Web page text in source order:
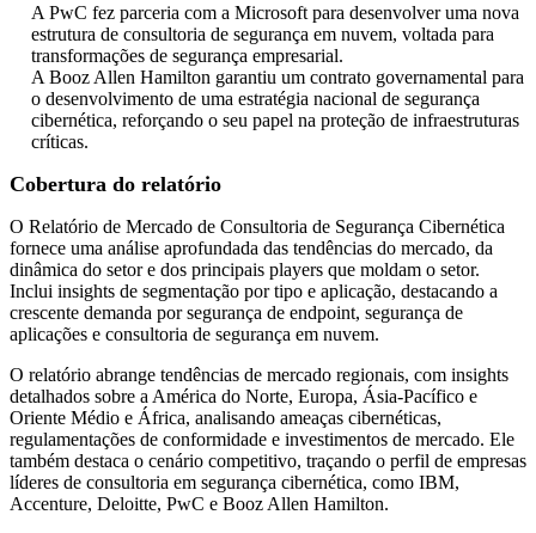
A PwC fez parceria com a Microsoft para desenvolver uma nova
estrutura de consultoria de segurança em nuvem, voltada para
transformações de segurança empresarial.
A Booz Allen Hamilton garantiu um contrato governamental para
o desenvolvimento de uma estratégia nacional de segurança
cibernética, reforçando o seu papel na proteção de infraestruturas
críticas.
Cobertura do relatório
O Relatório de Mercado de Consultoria de Segurança Cibernética
fornece uma análise aprofundada das tendências do mercado, da
dinâmica do setor e dos principais players que moldam o setor.
Inclui insights de segmentação por tipo e aplicação, destacando a
crescente demanda por segurança de endpoint, segurança de
aplicações e consultoria de segurança em nuvem.
O relatório abrange tendências de mercado regionais, com insights
detalhados sobre a América do Norte, Europa, Ásia-Pacífico e
Oriente Médio e África, analisando ameaças cibernéticas,
regulamentações de conformidade e investimentos de mercado. Ele
também destaca o cenário competitivo, traçando o perfil de empresas
líderes de consultoria em segurança cibernética, como IBM,
Accenture, Deloitte, PwC e Booz Allen Hamilton.